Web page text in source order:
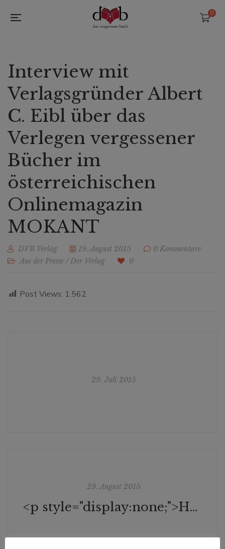
0
Interview mit
Verlagsgründer Albert
C. Eibl über das
Verlegen vergessener
Bücher im
österreichischen
Onlinemagazin
MOKANT
DVB Verlag 19. August 2015
0 Kommentare
Aus der Presse /Der Verlag 0
Post Views: 1.562
29. Juli 2015
29. August 2015
<p style="display:none;">Holger Englerth auf literaturkritik.de</p>